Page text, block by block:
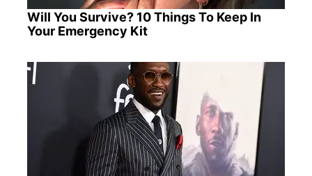
Will You Survive? 10 Things To Keep In
Your Emergency Kit